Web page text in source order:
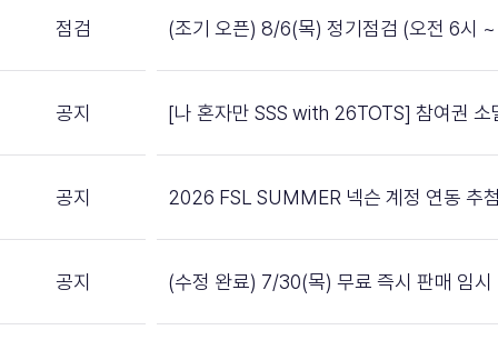
점검 (조기 오픈) 8/6(목) 정기점검 (오전 6시 ~
공지 [나 혼자만 SSS with 26TOTS] 참여권 소
공지 2026 FSL SUMMER 넥슨 계정 연동 추
공지 (수정 완료) 7/30(목) 무료 즉시 판매 임시